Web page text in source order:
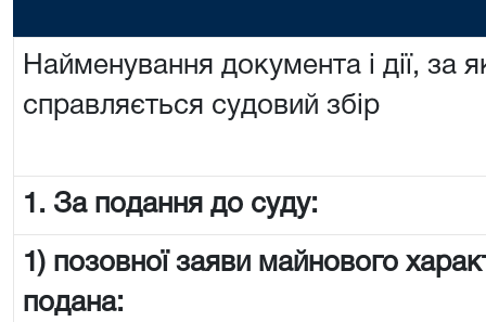
Найменування документа і дії, за
справляється судовий збір
1. За подання до суду:
1) позовної заяви майнового
подана: